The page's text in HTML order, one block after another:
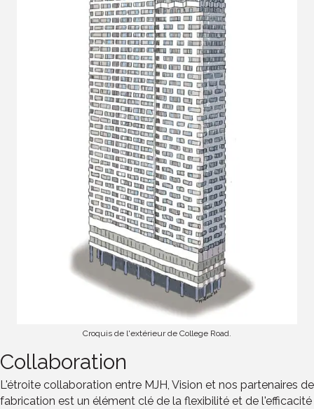
Croquis de l'extérieur de College Road.
Collaboration
L'étroite collaboration entre MJH, Vision et nos partenaires de
fabrication est un élément clé de la flexibilité et de l'efficacité